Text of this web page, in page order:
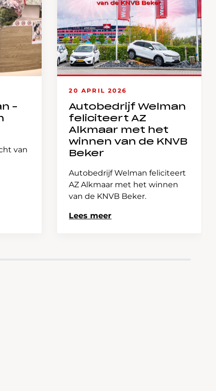
–
van
20 APRIL 2026
Autobedrijf Welman
feliciteert AZ
Alkmaar met het
winnen van de KNVB
Beker
Autobedrijf Welman feliciteert
AZ Alkmaar met het winnen
van de KNVB Beker.
Lees meer